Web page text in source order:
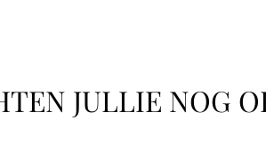
JULLIE NOG